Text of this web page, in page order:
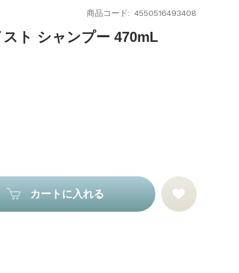
商品コード 4550516493408
ト シャンプー 470mL
カートに入れる